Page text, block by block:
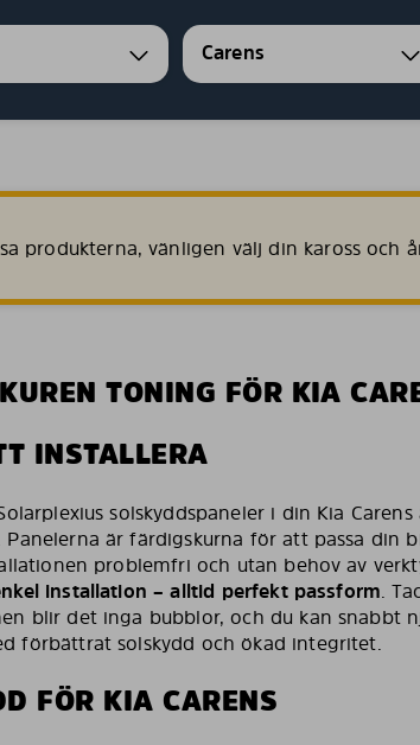
Carens
produkterna, vänligen välj din kaross och
TONING FÖR KIA
INSTALLERA
solskyddspaneler i din Kia
Panelerna är färdigskurna för att passa din
problemfri och utan behov av
installation – alltid perfekt passform.
blir det inga bubblor, och du kan snabbt
förbättrat solskydd och ökad integritet.
FÖR KIA CARENS